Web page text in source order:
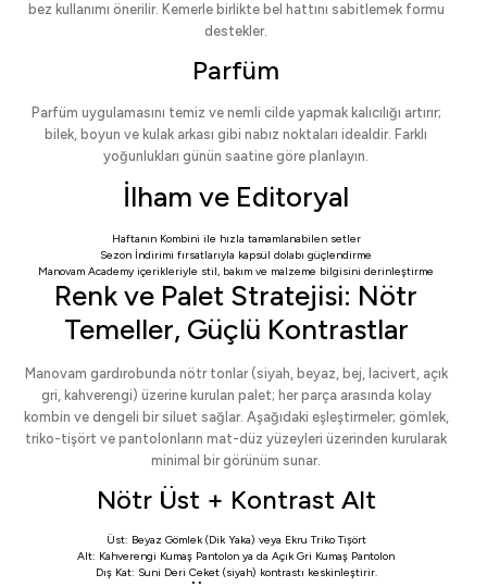
bez kullanımı önerilir. Kemerle birlikte bel hattını sabitlemek formu
destekler.
Parfüm
Parfüm uygulamasını temiz ve nemli cilde yapmak kalıcılığı artırır;
bilek, boyun ve kulak arkası gibi nabız noktaları idealdir. Farklı
yoğunlukları günün saatine göre planlayın.
İlham ve Editoryal
Haftanın Kombini ile hızla tamamlanabilen setler
Sezon İndirimi fırsatlarıyla kapsül dolabı güçlendirme
Manovam Academy içerikleriyle stil, bakım ve malzeme bilgisini derinleştirme
Renk ve Palet Stratejisi: Nötr
Temeller, Güçlü Kontrastlar
Manovam gardırobunda nötr tonlar (siyah, beyaz, bej, lacivert, açık
gri, kahverengi) üzerine kurulan palet; her parça arasında kolay
kombin ve dengeli bir siluet sağlar. Aşağıdaki eşleştirmeler; gömlek,
triko-tişört ve pantolonların mat-düz yüzeyleri üzerinden kurularak
minimal bir görünüm sunar.
Nötr Üst + Kontrast Alt
Üst: Beyaz Gömlek (Dik Yaka) veya Ekru Triko Tişört
Alt: Kahverengi Kumaş Pantolon ya da Açık Gri Kumaş Pantolon
Dış Kat: Suni Deri Ceket(siyah) kontrastı keskinleştirir.